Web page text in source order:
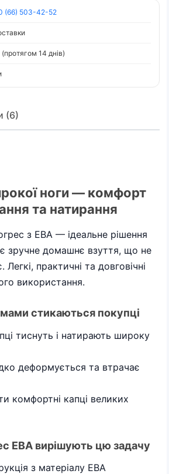
(66) 503-42-52
14 днів)
(6)
ноги — комфорт
та натирання
з ЕВА — ідеальне рішення
зручне домашнє взуття, що не
Легкі, практичні та довговічні
використання.
стикаються покупці
тиснуть і натирають широку
деформується та втрачає
комфортні капці великих
ЕВА вирішують цю задачу
з матеріалу ЕВА